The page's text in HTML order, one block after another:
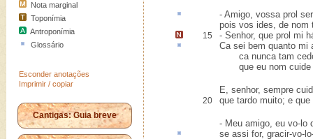
Nota marginal
Toponímia
Antroponímia
Glossário
Esconder anotações
Imprimir / copiar
Cantigas: Guia breve
- Amigo, vossa prol
pois vos ides, de nom
15 - Senhor, que prol mi
Ca sei bem quanto mi
ca nunca tam
que eu nom cuide
E, senhor, sempre
20 que tardo muito; e que
- Meu amigo, eu vo-lo
se assi for, gracir-vo-